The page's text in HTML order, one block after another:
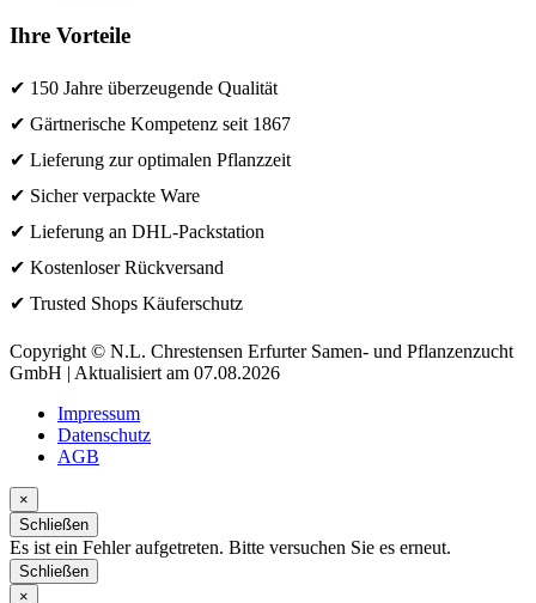
Ihre Vorteile
✔ 150 Jahre überzeugende Qualität
✔ Gärtnerische Kompetenz seit 1867
✔ Lieferung zur optimalen Pflanzzeit
✔ Sicher verpackte Ware
✔ Lieferung an DHL-Packstation
✔ Kostenloser Rückversand
✔ Trusted Shops Käuferschutz
Copyright © N.L. Chrestensen Erfurter Samen- und Pflanzenzucht
GmbH | Aktualisiert am 07.08.2026
Impressum
Datenschutz
AGB
×
Schließen
Es ist ein Fehler aufgetreten. Bitte versuchen Sie es erneut.
Schließen
×